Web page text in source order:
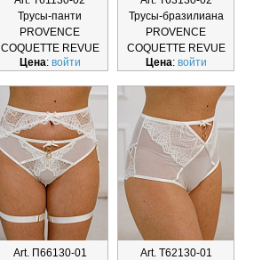
Трусы-панти
PROVENCE
COQUETTE REVUE
Т61130-02
Цена: войти
Трусы-бразилиана
PROVENCE
COQUETTE REVUE
Т63130-02
Цена: войти
Art. П66130-01
Art. Т62130-01